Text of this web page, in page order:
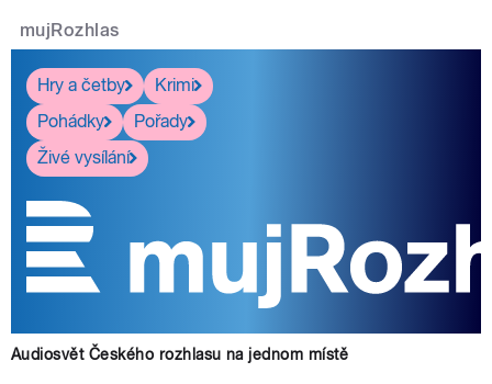
mujRozhlas
Hry a četby
Krimi
Pohádky
Pořady
Živé vysílání
Audiosvět Českého rozhlasu na jednom místě